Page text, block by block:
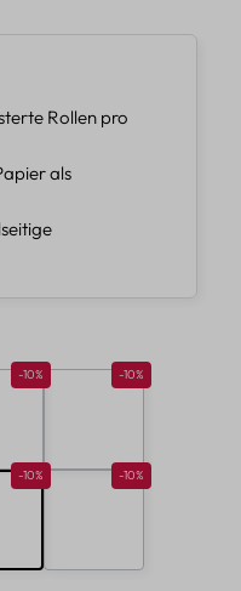
Rollen pro
als
Rabatt 10%
-10% Rabatt 10%
-10%
Rabatt 10%
-10% Rabatt 10%
-10%